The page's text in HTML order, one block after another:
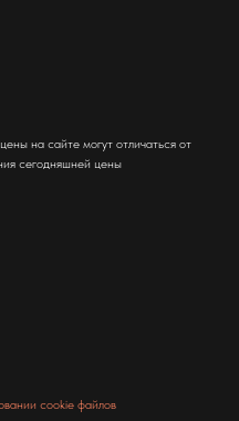
на сайте могут отличаться от
сегодняшней цены
cookie файлов